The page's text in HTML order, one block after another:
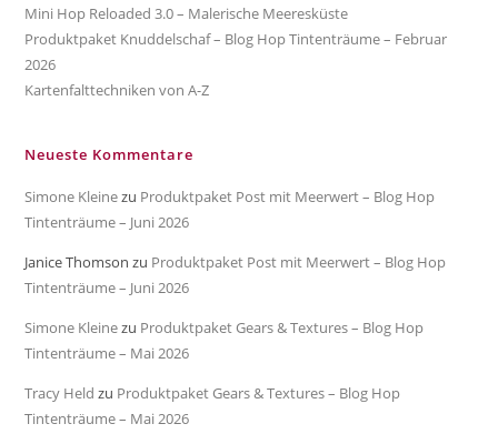
Mini Hop Reloaded 3.0 – Malerische Meeresküste
Produktpaket Knuddelschaf – Blog Hop Tintenträume – Februar
2026
Kartenfalttechniken von A-Z
Neueste Kommentare
Simone Kleinezu Produktpaket Post mit Meerwert – Blog Hop
Tintenträume – Juni 2026
Janice Thomson zu Produktpaket Post mit Meerwert – Blog Hop
Tintenträume – Juni 2026
Simone Kleinezu Produktpaket Gears & Textures – Blog Hop
Tintenträume – Mai 2026
Tracy Held zu Produktpaket Gears & Textures – Blog Hop
Tintenträume – Mai 2026